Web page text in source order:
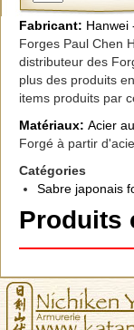
Fabricant: Hanwei
Forges Paul Chen
distributeur des
plus des produits
items produits par
Matériaux: Acier
Forgé à partir
Catégories
Sabre japonais
Produits